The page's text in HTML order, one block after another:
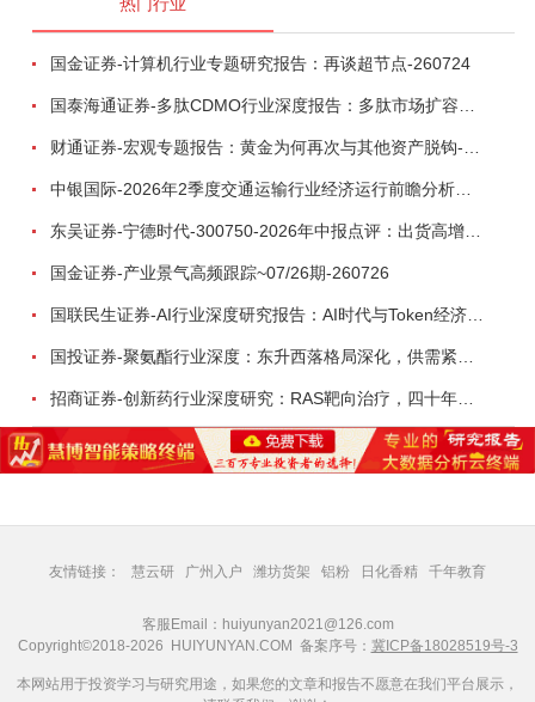
国金证券-计算机行业专题研究报告：再谈超节点-260724
中银国际-2026年2季度交通运输行业经济运行前瞻分析：地缘冲突致航运和航空景气度分化，交通基础设施板块总体呈现稳健特征-260724
东吴证券-宁德时代-300750-2026年中报点评：出货高增业绩稳健，回购彰显龙头信心-260726
国金证券-产业景气高频跟踪~07/26期-260726
国联民生证券-AI行业深度研究报告：AI时代与Token经济，从技术符号到数字石油-260801
招商证券-创新药行业深度研究：RAS靶向治疗，四十年不可成药的终结，与终结之后的治疗格局演化-260805
友情链接： 慧云研 广州入户 潍坊货架 铝粉 日化香精 千年教育
客服Email：huiyunyan2021@126.com
Copyright©2018-2026 HUIYUNYAN.COM 备案序号： 冀ICP备18028519号-3
本网站用于投资学习与研究用途，如果您的文章和报告不愿意在我们平台展示，